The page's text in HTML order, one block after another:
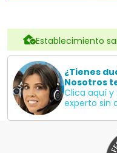
Establecimiento
¿Tienes
Nosotros
Clica aquí
experto sin